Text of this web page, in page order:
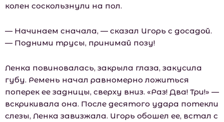
колен соскользнули на пол.
— Начинаем сначала, — сказал Игорь с досадой.
— Подними трусы, принимай позу!
Ленка повиновалась, закрыла глаза, закусила
губу. Ремень начал равномерно ложиться
поперек ее задницы, сверху вниз. «Раз! Два! Три!» —
вскрикивала она. После десятого удара потекли
слезы, Ленка завизжала. Игорь обошел ее, встал с